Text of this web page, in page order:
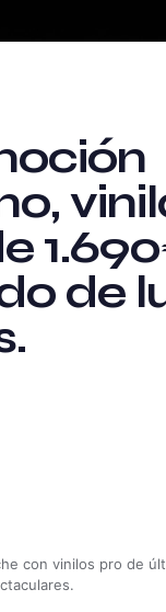
de
con vinilos pro de